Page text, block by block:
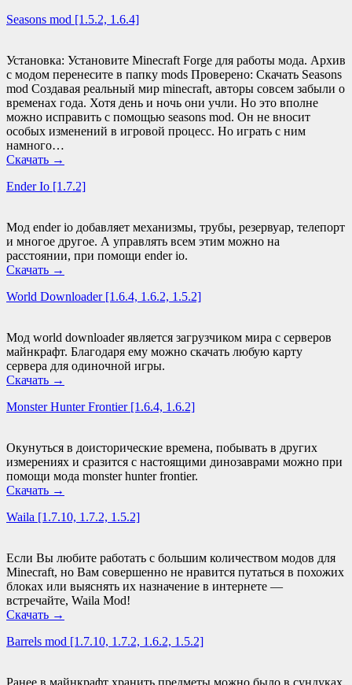
Seasons mod [1.5.2, 1.6.4]
Установка: Установите Minecraft Forge для работы мода. Архив
с модом перенесите в папку mods Проверено: Скачать Seasons
mod Создавая реальный мир minecraft, авторы совсем забыли о
временах года. Хотя день и ночь они учли. Но это вполне
можно исправить с помощью seasons mod. Он не вносит
особых изменений в игровой процесс. Но играть с ним
намного…
Скачать →
Ender Io [1.7.2]
Мод ender io добавляет механизмы, трубы, резервуар, телепорт
и многое другое. А управлять всем этим можно на
расстоянии, при помощи ender io.
Скачать →
World Downloader [1.6.4, 1.6.2, 1.5.2]
Мод world downloader является загрузчиком мира с серверов
майнкрафт. Благодаря ему можно скачать любую карту
сервера для одиночной игры.
Скачать →
Monster Hunter Frontier [1.6.4, 1.6.2]
Окунуться в доисторические времена, побывать в других
измерениях и сразится с настоящими динозаврами можно при
помощи мода monster hunter frontier.
Скачать →
Waila [1.7.10, 1.7.2, 1.5.2]
Если Вы любите работать с большим количеством модов для
Minecraft, но Вам совершенно не нравится путаться в похожих
блоках или выяснять их назначение в интернете —
встречайте, Waila Mod!
Скачать →
Barrels mod [1.7.10, 1.7.2, 1.6.2, 1.5.2]
Ранее в майнкрафт хранить предметы можно было в сундуках.